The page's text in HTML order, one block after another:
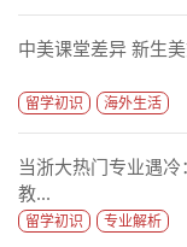
中美课堂差异 新生
留学初识 海外生活
当浙大热门专业遇
教...
留学初识 专业解析